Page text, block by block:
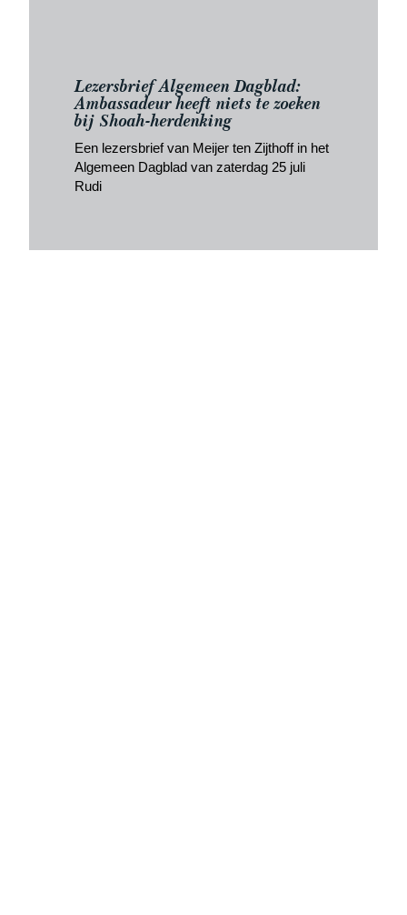
Lezersbrief Algemeen Dagblad:
Ambassadeur heeft niets te zoeken
bij Shoah-herdenking
Een lezersbrief van Meijer ten Zijthoff in het
Algemeen Dagblad van zaterdag 25 juli
Rudi